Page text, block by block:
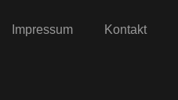
Impressum Kontakt